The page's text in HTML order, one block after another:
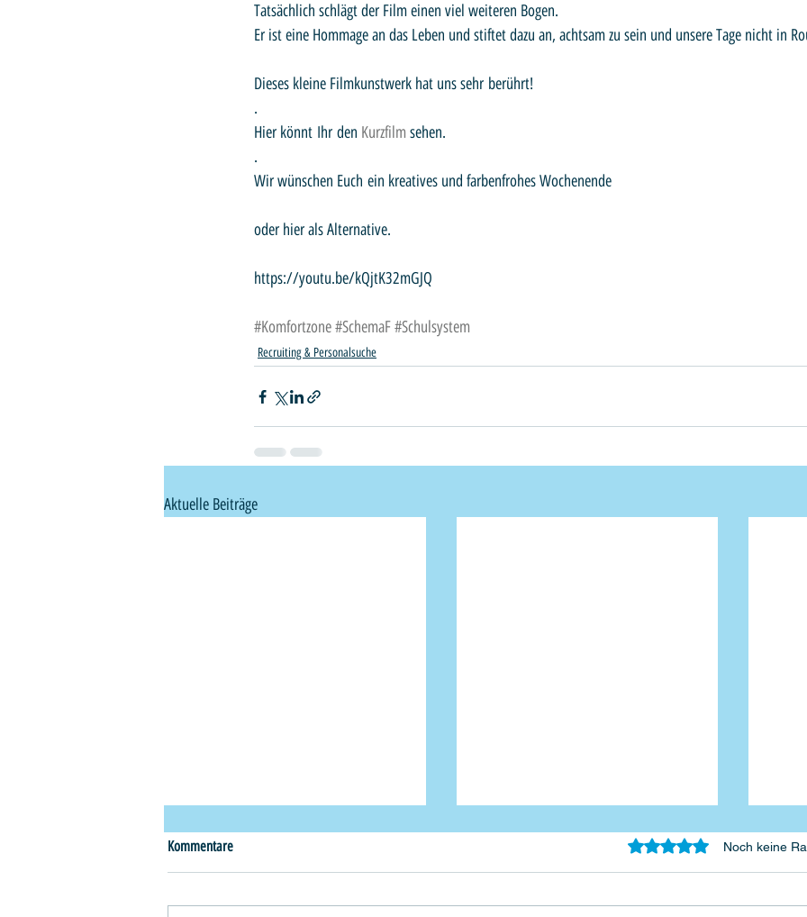
Tatsächlich schlägt der Film einen viel weiteren Bogen.
Er ist eine Hommage an das Leben und stiftet dazu an, achtsam zu sein und unsere Tage nicht in
Dieses kleine Filmkunstwerk hat uns sehr berührt!
.
Hier könnt Ihr den Kurzfilm sehen.
.
Wir wünschen Euch ein kreatives und farbenfrohes Wochenende
oder hier als Alternative.
https://youtu.be/kQjtK32mGJQ
#Komfortzone#SchemaF#Schulsystem
Recruiting & Personalsuche
Aktuelle Beiträge
Kommentare Mit 0 von 5 Sternen bewertet.
Noch keine